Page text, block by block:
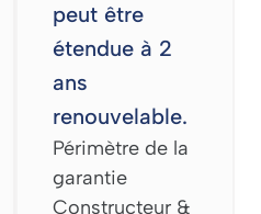
peut être
étendue à 2
ans
renouvelable.
Périmètre de la
garantie
Constructeur &